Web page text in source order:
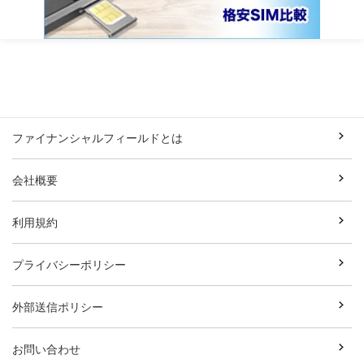
ファイナンシャルフィールドとは
会社概要
利用規約
プライバシーポリシー
外部送信ポリシー
お問い合わせ